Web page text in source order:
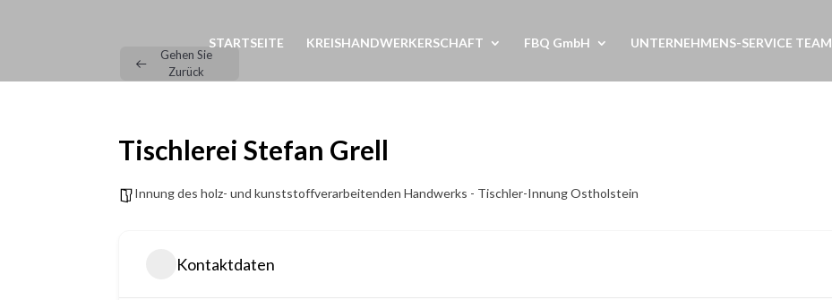
STARTSEITE KREISHANDWERKERSCHAFT FBQ GmbH UNTERNEHMENS-SERVICE TEAM
Gehen Sie
Zurück
Tischlerei Stefan Grell
Innung des holz- und kunststoffverarbeitenden Handwerks - Tischler-Innung Ostholstein
Kontaktdaten